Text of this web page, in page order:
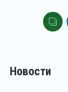
Новости